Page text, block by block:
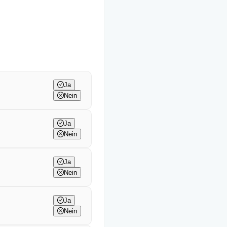
Ja
Nein
Ja
Nein
Ja
Nein
Ja
Nein